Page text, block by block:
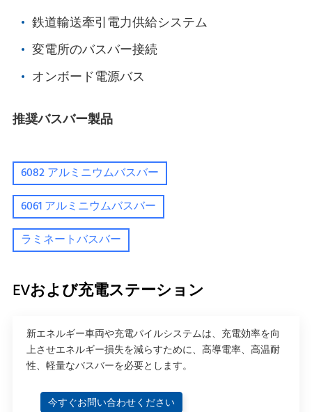
鉄道輸送牽引電力供給システム
変電所のバスバー接続
オンボード電源バス
推奨バスバー製品
6082 アルミニウムバスバー
6061 アルミニウムバスバー
ラミネートバスバー
EVおよび充電ステーション
新エネルギー車両や充電パイルシステムは、充電効率を向
上させエネルギー損失を減らすために、高導電率、高温耐
性、軽量なバスバーを必要とします。
今すぐお問い合わせください